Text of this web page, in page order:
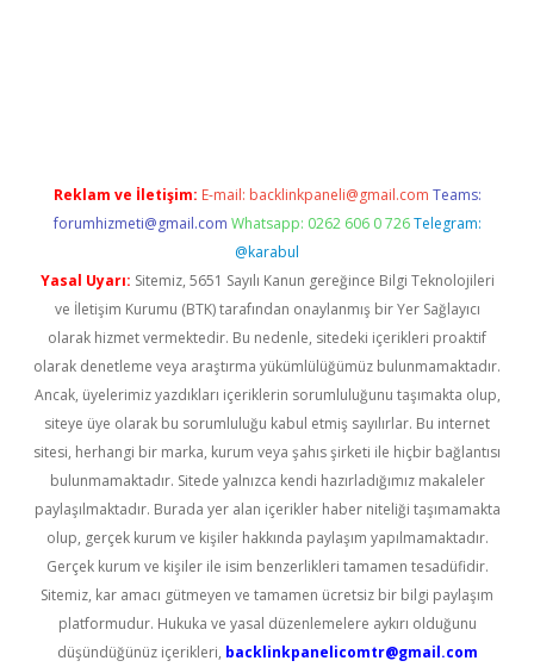
Reklam ve İletişim: E-mail: backlinkpaneli@gmail.com Teams:
forumhizmeti@gmail.com Whatsapp: 0262 606 0 726 Telegram:
@karabul
Yasal Uyarı: Sitemiz, 5651 Sayılı Kanun gereğince Bilgi Teknolojileri
ve İletişim Kurumu (BTK) tarafından onaylanmış bir Yer Sağlayıcı
olarak hizmet vermektedir. Bu nedenle, sitedeki içerikleri proaktif
olarak denetleme veya araştırma yükümlülüğümüz bulunmamaktadır.
Ancak, üyelerimiz yazdıkları içeriklerin sorumluluğunu taşımakta olup,
siteye üye olarak bu sorumluluğu kabul etmiş sayılırlar. Bu internet
sitesi, herhangi bir marka, kurum veya şahıs şirketi ile hiçbir bağlantısı
bulunmamaktadır. Sitede yalnızca kendi hazırladığımız makaleler
paylaşılmaktadır. Burada yer alan içerikler haber niteliği taşımamakta
olup, gerçek kurum ve kişiler hakkında paylaşım yapılmamaktadır.
Gerçek kurum ve kişiler ile isim benzerlikleri tamamen tesadüfidir.
Sitemiz, kar amacı gütmeyen ve tamamen ücretsiz bir bilgi paylaşım
platformudur. Hukuka ve yasal düzenlemelere aykırı olduğunu
düşündüğünüz içerikleri, backlinkpanelicomtr@gmail.com